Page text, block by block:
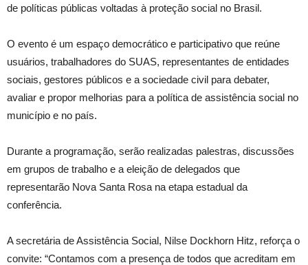
de políticas públicas voltadas à proteção social no Brasil.
O evento é um espaço democrático e participativo que reúne
usuários, trabalhadores do SUAS, representantes de entidades
sociais, gestores públicos e a sociedade civil para debater,
avaliar e propor melhorias para a política de assistência social no
município e no país.
Durante a programação, serão realizadas palestras, discussões
em grupos de trabalho e a eleição de delegados que
representarão Nova Santa Rosa na etapa estadual da
conferência.
A secretária de Assistência Social, Nilse Dockhorn Hitz, reforça o
convite: “Contamos com a presença de todos que acreditam em